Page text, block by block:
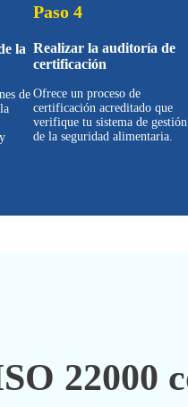
la
de
Paso 4
Realizar la auditoría de
certificación
Ofrece un proceso de
certificación acreditado que
verifique tu sistema de gestión
de la seguridad alimentaria.
22000